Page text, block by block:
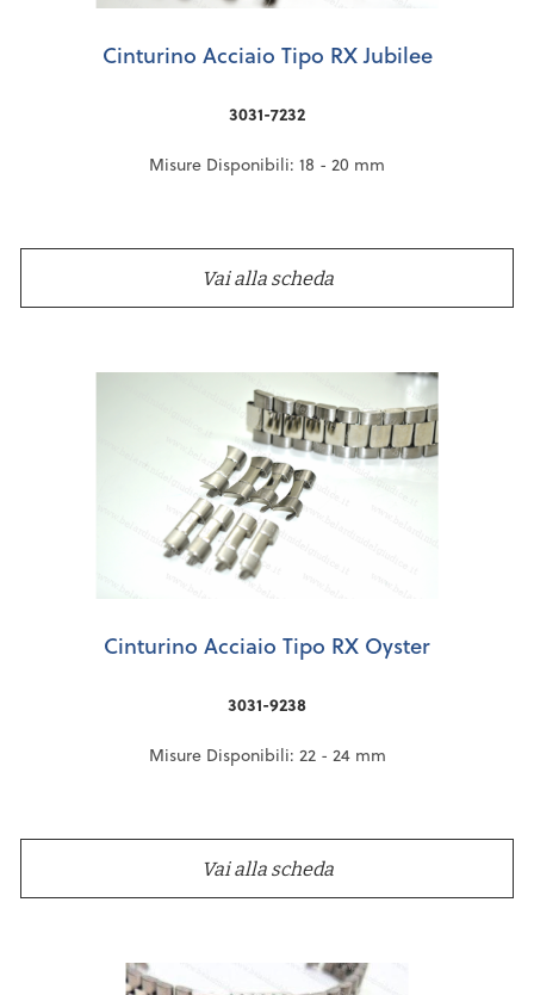
Cinturino Acciaio Tipo RX Jubilee
3031-7232
Misure Disponibili: 18 - 20 mm
Vai alla scheda
Cinturino Acciaio Tipo RX Oyster
3031-9238
Misure Disponibili: 22 - 24 mm
Vai alla scheda